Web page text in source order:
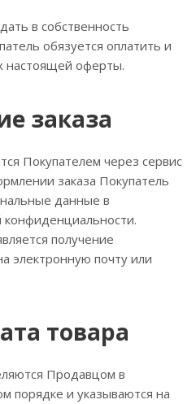
в собственность
обязуется оплатить и
настоящей оферты.
заказа
Покупателем через сервис
заказа Покупатель
данные в
конфиденциальности.
получение
электронную почту или
товара
Продавцом в
порядке и указываются на